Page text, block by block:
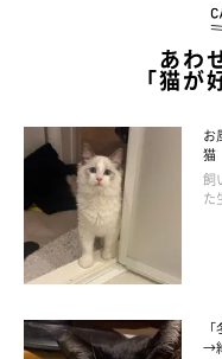
第4話：同居猫の死で
ら教わった「想いや
関連記事:
同居猫の
教わった
「犬猫と家族
第5話：コロナ禍の海
「1か月後の別便」に
も必ず一緒」
あわ
「猫
お
猫
飼
た
→